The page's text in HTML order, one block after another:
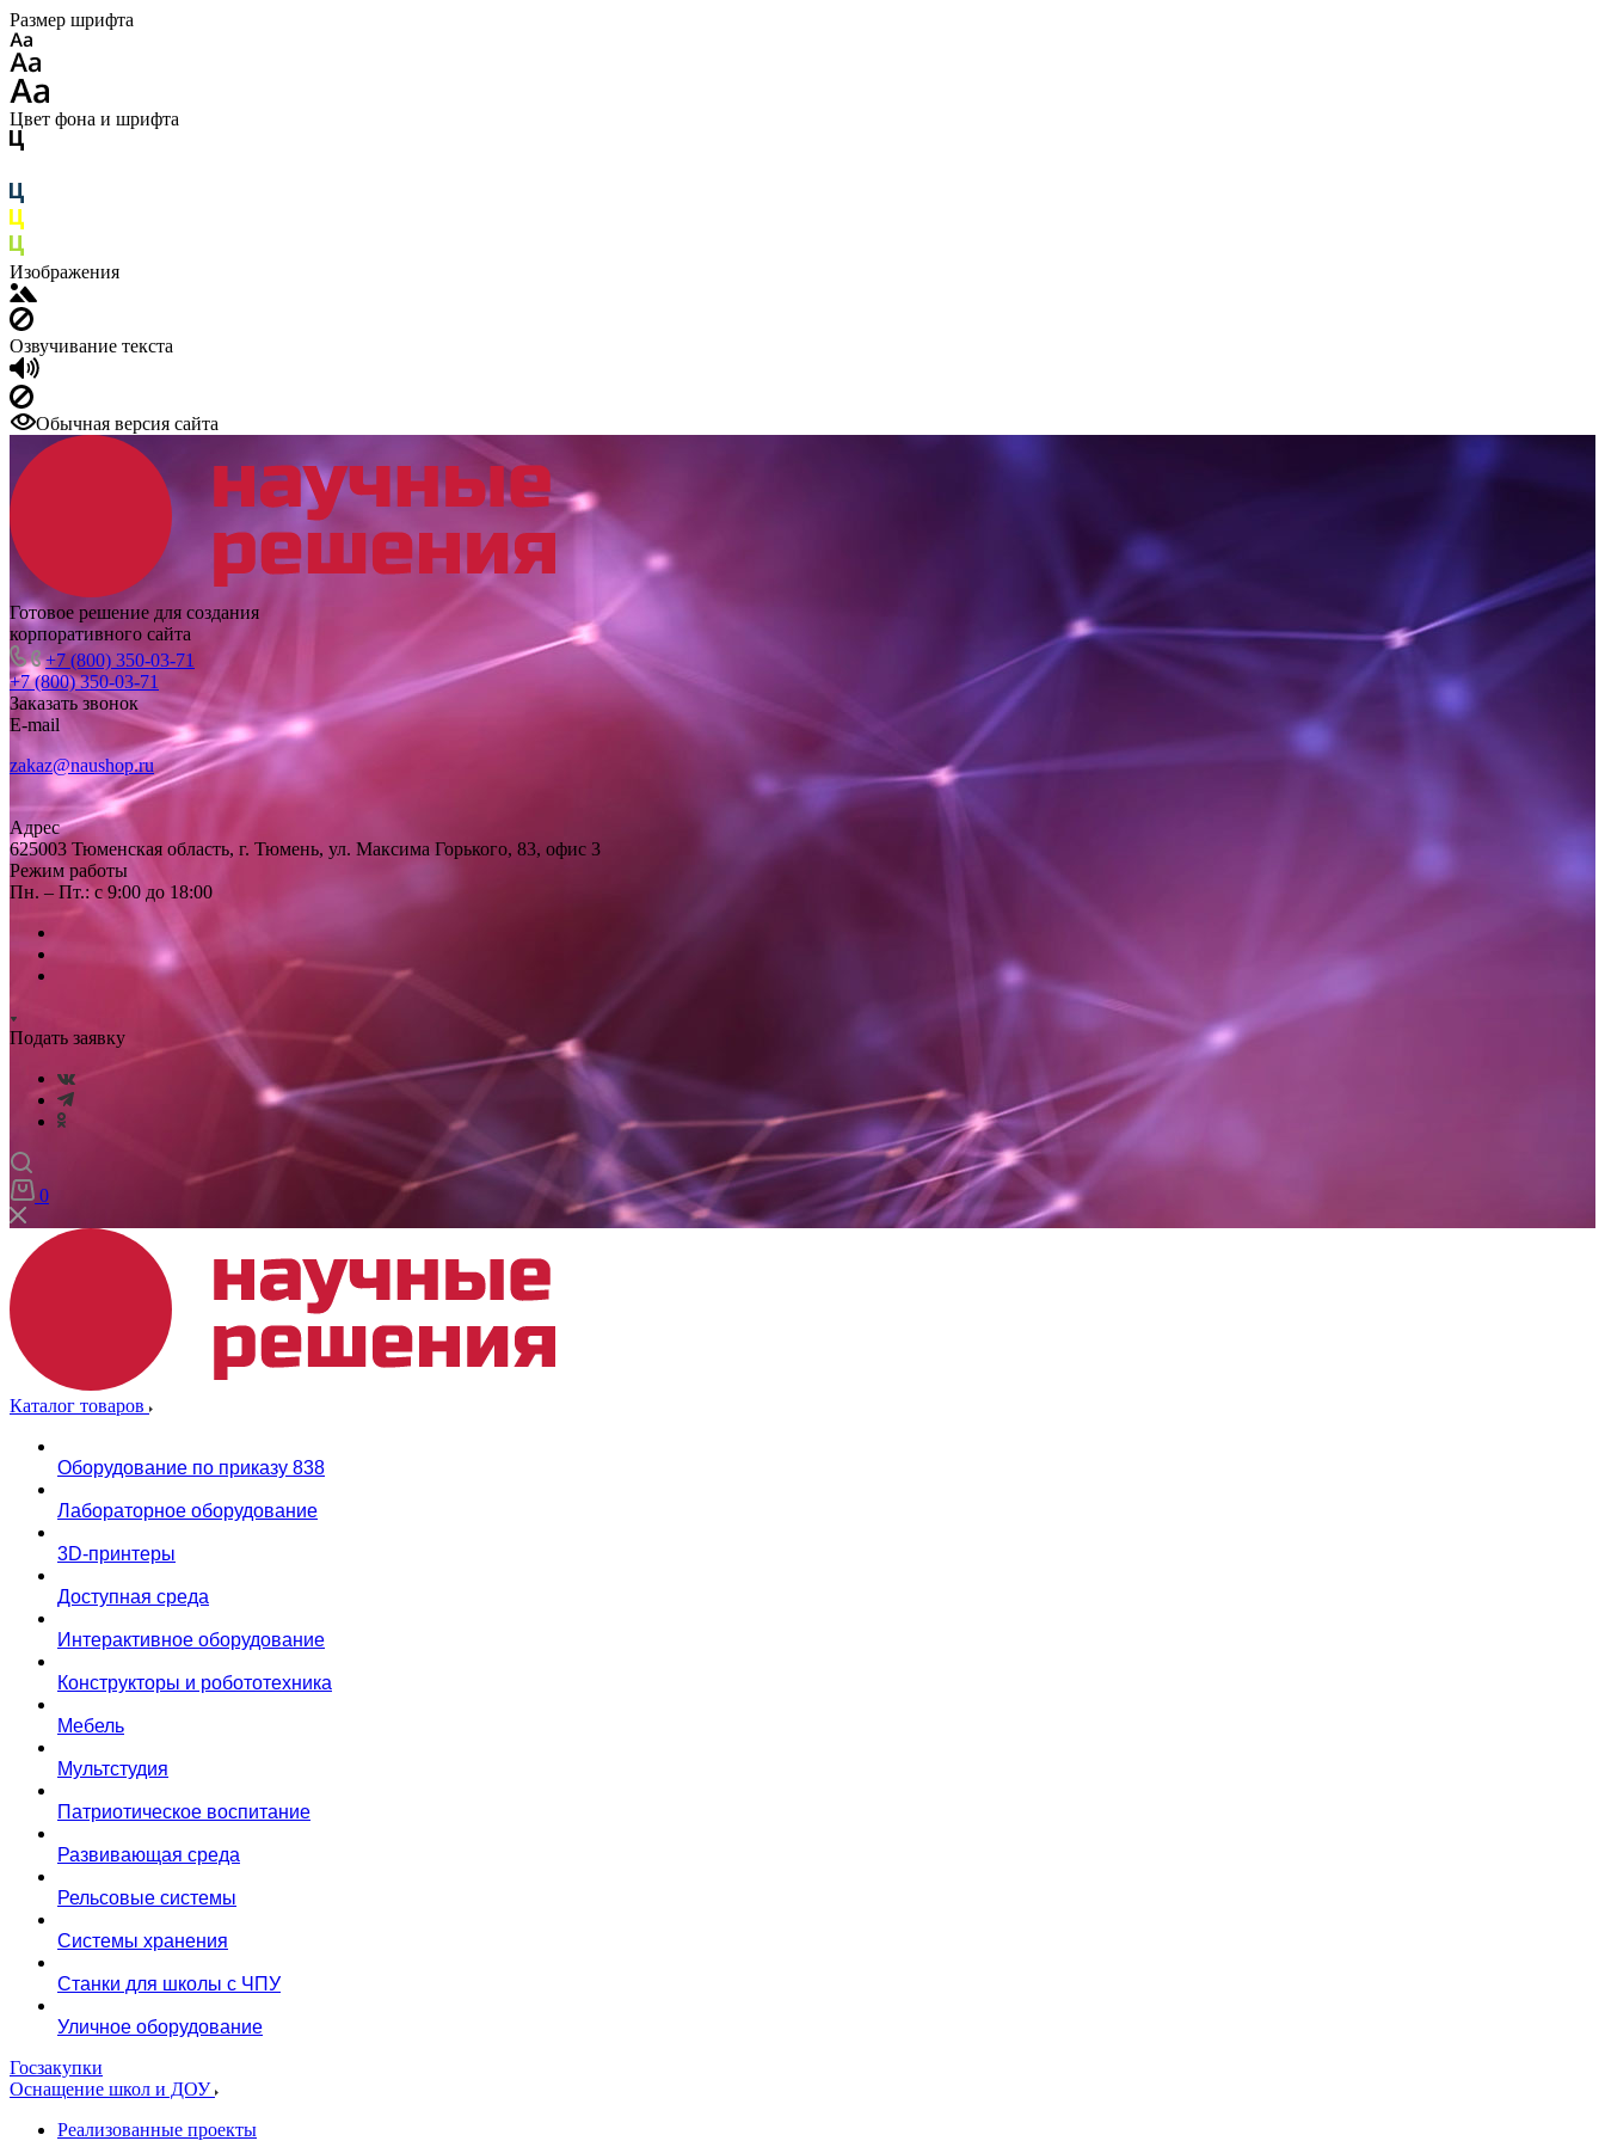
Размер шрифта
Цвет фона и шрифта
Изображения
Озвучивание текста
Обычная версия сайта
Готовое решение для создания
корпоративного сайта
+7 (800) 350-03-71
+7 (800) 350-03-71
Заказать звонок
E-mail
zakaz@naushop.ru
Адрес
625003 Тюменская область, г. Тюмень, ул. Максима Горького, 83, офис 3
Режим работы
Пн. – Пт.: с 9:00 до 18:00
Подать заявку
0
Каталог товаров
Оборудование по приказу 838
Лабораторное оборудование
3D-принтеры
Доступная среда
Интерактивное оборудование
Конструкторы и робототехника
Мебель
Мультстудия
Патриотическое воспитание
Развивающая среда
Рельсовые системы
Системы хранения
Станки для школы с ЧПУ
Уличное оборудование
Госзакупки
Оснащение школ и ДОУ
Реализованные проекты